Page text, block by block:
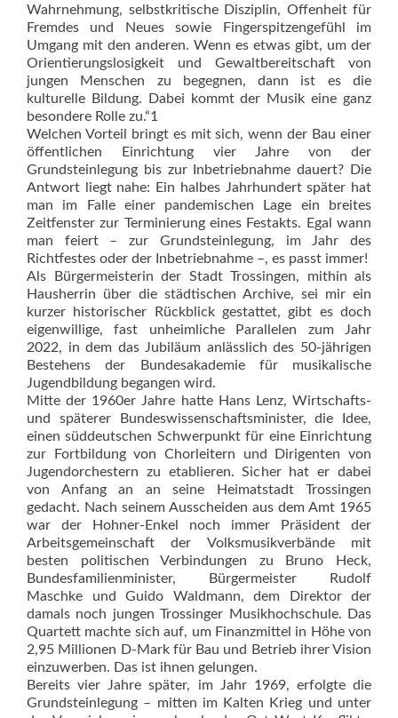
Wahrnehmung, selbstkritische Disziplin, Offenheit für
Fremdes und Neues sowie Fingerspitzen­gefühl im
Umgang mit den anderen. Wenn es etwas gibt, um der
Orientierungslosigkeit und Gewaltbereitschaft von
jungen Menschen zu begegnen, dann ist es die
kulturelle Bildung. Dabei kommt der Musik eine ganz
besondere Rolle zu.“1
Welchen Vorteil bringt es mit sich, wenn der Bau einer
öffentlichen Einrichtung vier Jahre von der
Grundsteinlegung bis zur Inbetriebnahme dauert? Die
Antwort liegt nahe: Ein halbes Jahrhundert später hat
man im Falle einer pandemischen Lage ein breites
Zeitfenster zur Terminierung eines Festakts. Egal wann
man feiert – zur Grundsteinlegung, im Jahr des
Richtfestes oder der Inbetriebnah­me –, es passt immer!
Als Bürgermeisterin der Stadt Trossingen, mithin als
Hausherrin über die städtischen Archive, sei mir ein
kurzer historischer Rückblick gestattet, gibt es doch
eigenwillige, fast unheimliche Parallelen zum Jahr
2022, in dem das Jubiläum anlässlich des 50-jährigen
Bestehens der Bundesakademie für musikalische
Jugendbildung begangen wird.
Mitte der 1960er Jahre hatte Hans Lenz, Wirtschafts-
und späterer Bundeswissenschaftsminister, die Idee,
einen süddeutschen Schwerpunkt für eine Einrichtung
zur Fortbildung von Chorleitern und Dirigenten von
Jugendorchestern zu etablieren. Sicher hat er dabei
von Anfang an an seine Heimatstadt Trossingen
gedacht. Nach seinem Ausscheiden aus dem Amt 1965
war der Hohner-Enkel noch immer Präsident der
Arbeitsgemeinschaft der Volksmusikverbände mit
besten politischen Verbindungen zu Bruno Heck,
Bundesfamilienminister, Bürgermeister Rudolf
Maschke und Guido Waldmann, dem Direktor der
damals noch jungen Trossinger Musikhochschule. Das
Quartett machte sich auf, um Finanzmittel in Höhe von
2,95 Millionen D-Mark für Bau und Betrieb ihrer Vision
einzuwerben. Das ist ihnen gelungen.
Bereits vier Jahre später, im Jahr 1969, erfolgte die
Grundsteinlegung – mitten im Kalten Krieg und unter